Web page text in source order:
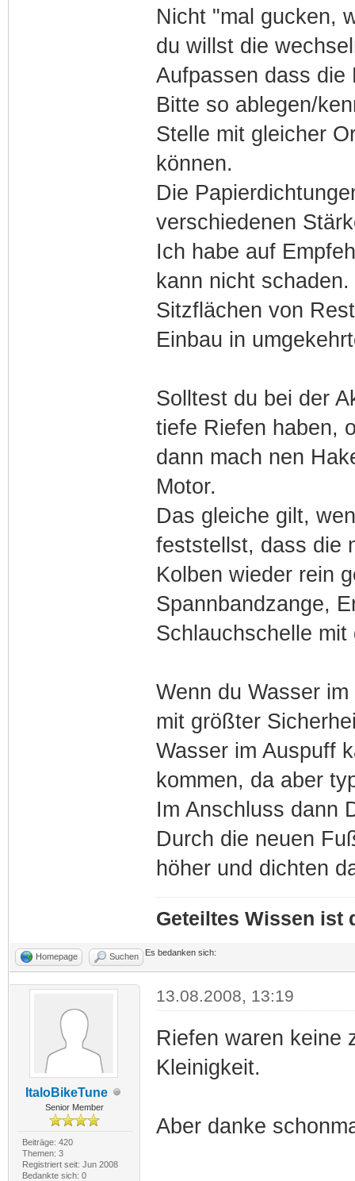
Nicht "mal gucken,
du willst die
Aufpassen dass die
Bitte so ablegen/
Stelle mit gleicher
können.
Die
verschiedenen
Ich habe auf
kann nicht schaden.
Sitzflächen von
Einbau in
Solltest du bei der
tiefe Riefen haben,
dann mach nen
Motor.
Das gleiche gilt,
feststellst, dass die
Kolben wieder rein
Spannbandzange,
Schlauchschelle
Wenn du Wasser
mit größter
Wasser im Auspuff
kommen, da aber
Im Anschluss dann
Durch die neuen
höher und dichten
Geteiltes Wissen ist
Homepage Suchen Es bedanken sich:
ItaloBikeTune
Senior Member
Beiträge: 420
Themen: 3
Registriert seit: Jun 2008
Bedankte sich: 0
13.08.2008, 13:19
Riefen waren keine
Kleinigkeit.
Aber danke